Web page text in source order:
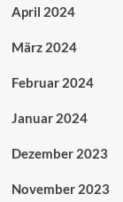
April 2024
März 2024
Februar 2024
Januar 2024
Dezember 2023
November 2023